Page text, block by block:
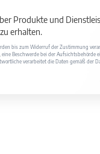
Produkte und
erhalten.
bis zum Widerruf der Zustimmung
Beschwerde bei der Aufsichtsbehörde
verarbeitet die Daten gemäß der